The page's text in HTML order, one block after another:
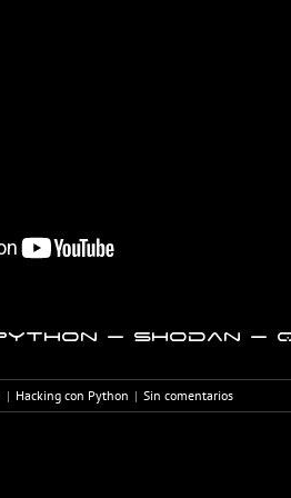
– Shodan –
| Hacking con Python | Sin comentarios